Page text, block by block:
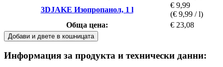
3DJAKE Изопропанол, 1 l
€ 9,99
(€ 9,99 / l)
Обща цена:
€ 23,08
Добави и двете в кошницата
Информация за продукта и технически данни: